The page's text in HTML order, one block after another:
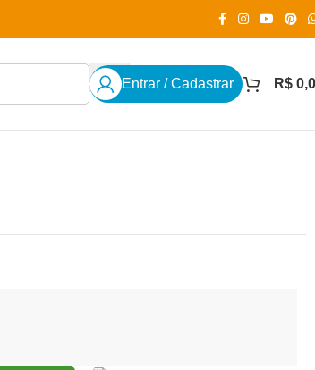
Entrar / Cadastrar R$